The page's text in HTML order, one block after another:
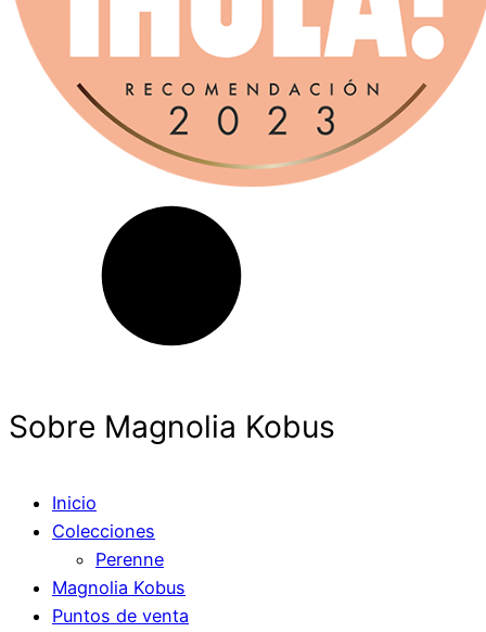
Sobre Magnolia Kobus
Inicio
Colecciones
Perenne
Magnolia Kobus
Puntos de venta